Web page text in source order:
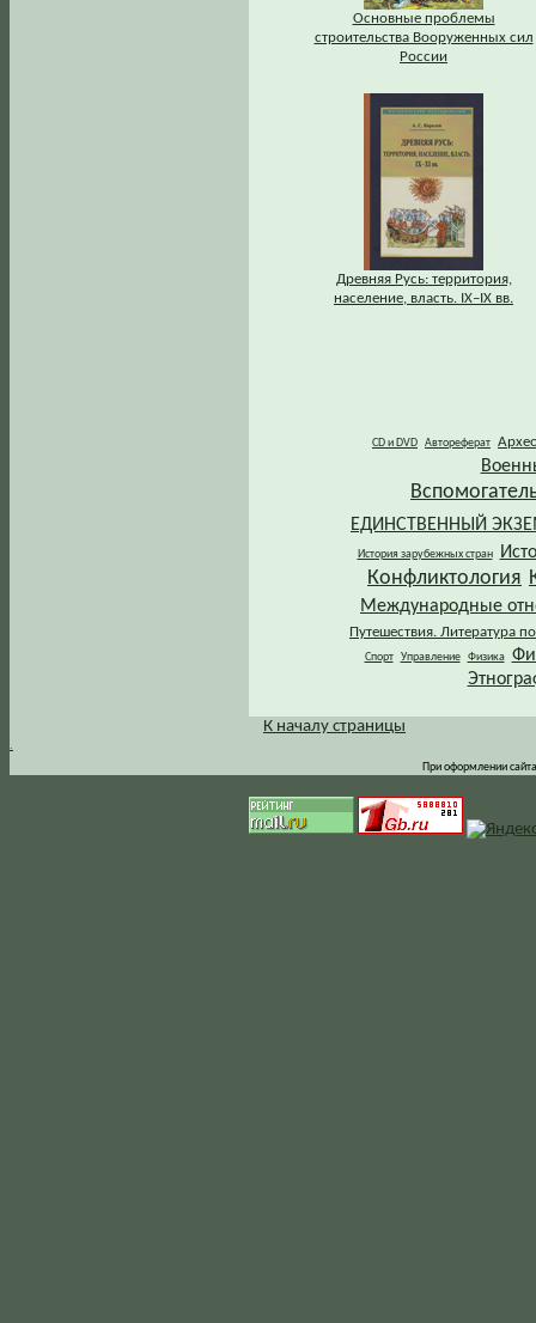
Основные проблемы
строительства Вооруженных сил
России
Древняя Русь: территория,
население, власть. IХ–IХ вв.
CD и DVD Автореферат
ЕДИНСТВЕННЫЙ
История зарубежных стран
Конфликтология
Международные
Путешествия. Литература
Спорт Управление Физика
.
К началу страницы
При оформлении